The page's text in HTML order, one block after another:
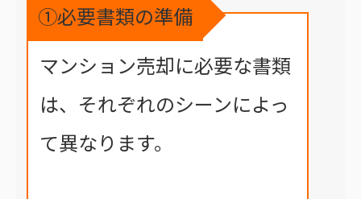
①必要書類の準備
マンション売却に必要な書類
は、それぞれのシーンによっ
て異なります。